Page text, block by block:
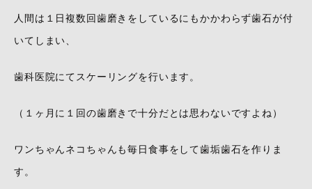
人間は１日複数回歯磨きをしているにもかかわらず歯石が付
いてしまい、
歯科医院にてスケーリングを行います。
（１ヶ月に１回の歯磨きで十分だとは思わないですよね）
ワンちゃんネコちゃんも毎日食事をして歯垢歯石を作りま
す。